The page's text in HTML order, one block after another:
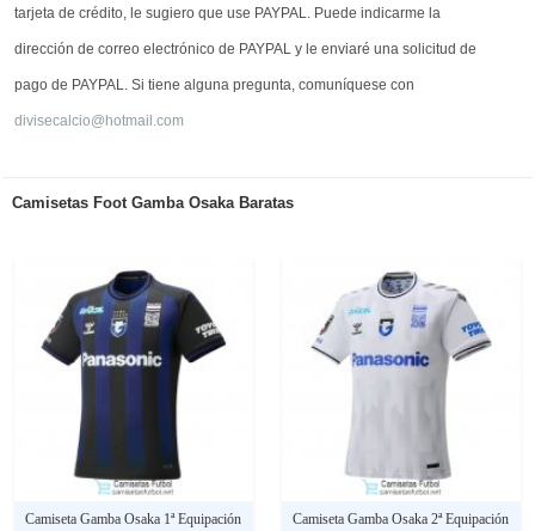
tarjeta de crédito, le sugiero que use PAYPAL. Puede indicarme la
dirección de correo electrónico de PAYPAL y le enviaré una solicitud de
pago de PAYPAL. Si tiene alguna pregunta, comuníquese con
divisecalcio@hotmail.com
Camisetas Foot Gamba Osaka Baratas
Camiseta Gamba Osaka 1ª Equipación
Camiseta Gamba Osaka 2ª Equipación